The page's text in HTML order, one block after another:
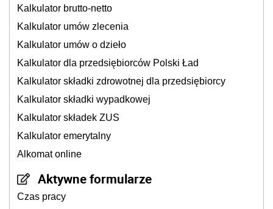
Kalkulator brutto-netto
Kalkulator umów zlecenia
Kalkulator umów o dzieło
Kalkulator dla przedsiębiorców Polski Ład
Kalkulator składki zdrowotnej dla przedsiębiorcy
Kalkulator składki wypadkowej
Kalkulator składek ZUS
Kalkulator emerytalny
Alkomat online
Aktywne formularze
Czas pracy